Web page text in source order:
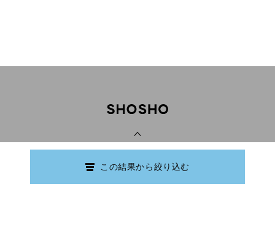
この結果から絞り込む
Copyright © Ishikawa Prefectural Library.